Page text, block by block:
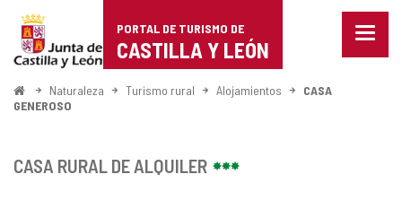
Portal
de
Turismo
de
Castilla
PORTAL DE TURISMO DE
CASTILLA Y LEÓN
Menu
InicioNaturaleza Turismo rural Alojamientos
CASA
GENEROSO
CASA RURAL DE ALQUILER